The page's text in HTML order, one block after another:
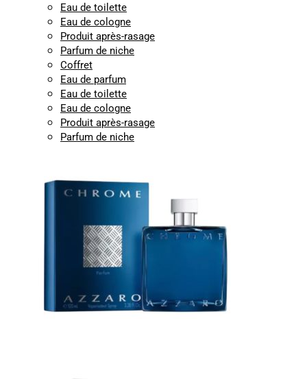
Eau de toilette
Eau de cologne
Produit après-rasage
Parfum de niche
Coffret
Eau de parfum
Eau de toilette
Eau de cologne
Produit après-rasage
Parfum de niche